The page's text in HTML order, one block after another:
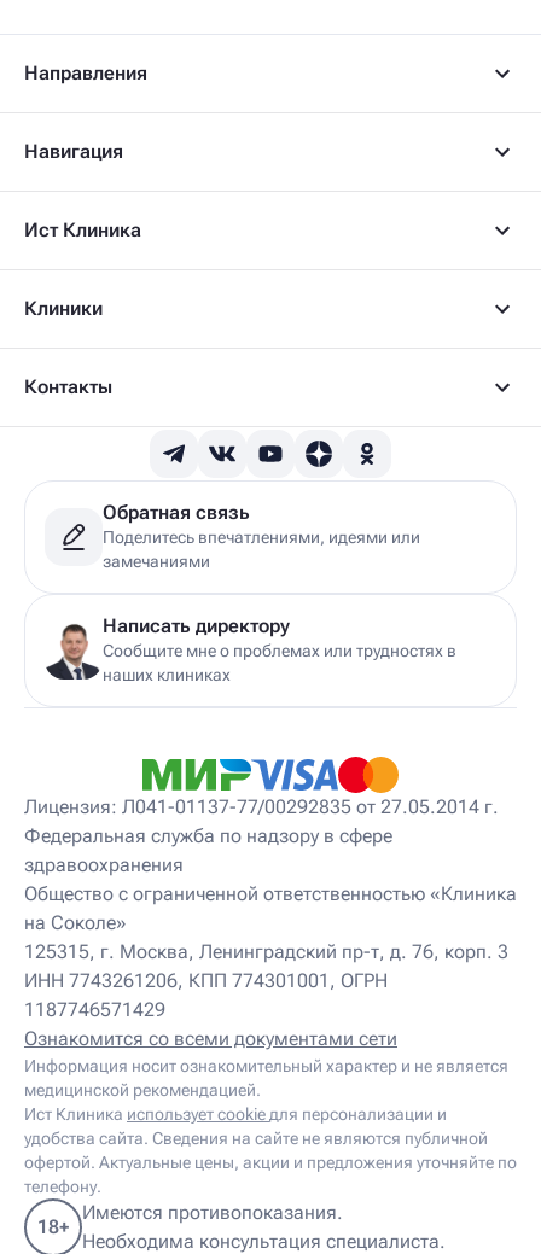
Направления
Навигация
Ист Клиника
Клиники
Контакты
Обратная связь
Поделитесь впечатлениями, идеями или
замечаниями
Написать директору
Сообщите мне о проблемах или трудностях в
наших клиниках
Лицензия: Л041-01137-77/00292835 от 27.05.2014 г.
Федеральная служба по надзору в сфере
здравоохранения
Общество с ограниченной ответственностью «Клиника
на Соколе»
125315, г. Москва, Ленинградский пр-т, д. 76, корп. 3
ИНН 7743261206, КПП 774301001, ОГРН
1187746571429
Ознакомится со всеми документами сети
Информация носит ознакомительный характер и не является
медицинской рекомендацией.
Ист Клиника использует cookie для персонализации и
удобства сайта. Сведения на сайте не являются публичной
офертой. Актуальные цены, акции и предложения уточняйте по
телефону.
Имеются противопоказания.
Необходима консультация специалиста.
18+